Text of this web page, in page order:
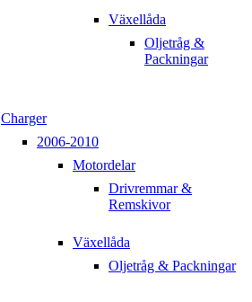
Växellåda
Oljetråg &
Packningar
Charger
2006-2010
Motordelar
Drivremmar &
Remskivor
Växellåda
Oljetråg & Packningar